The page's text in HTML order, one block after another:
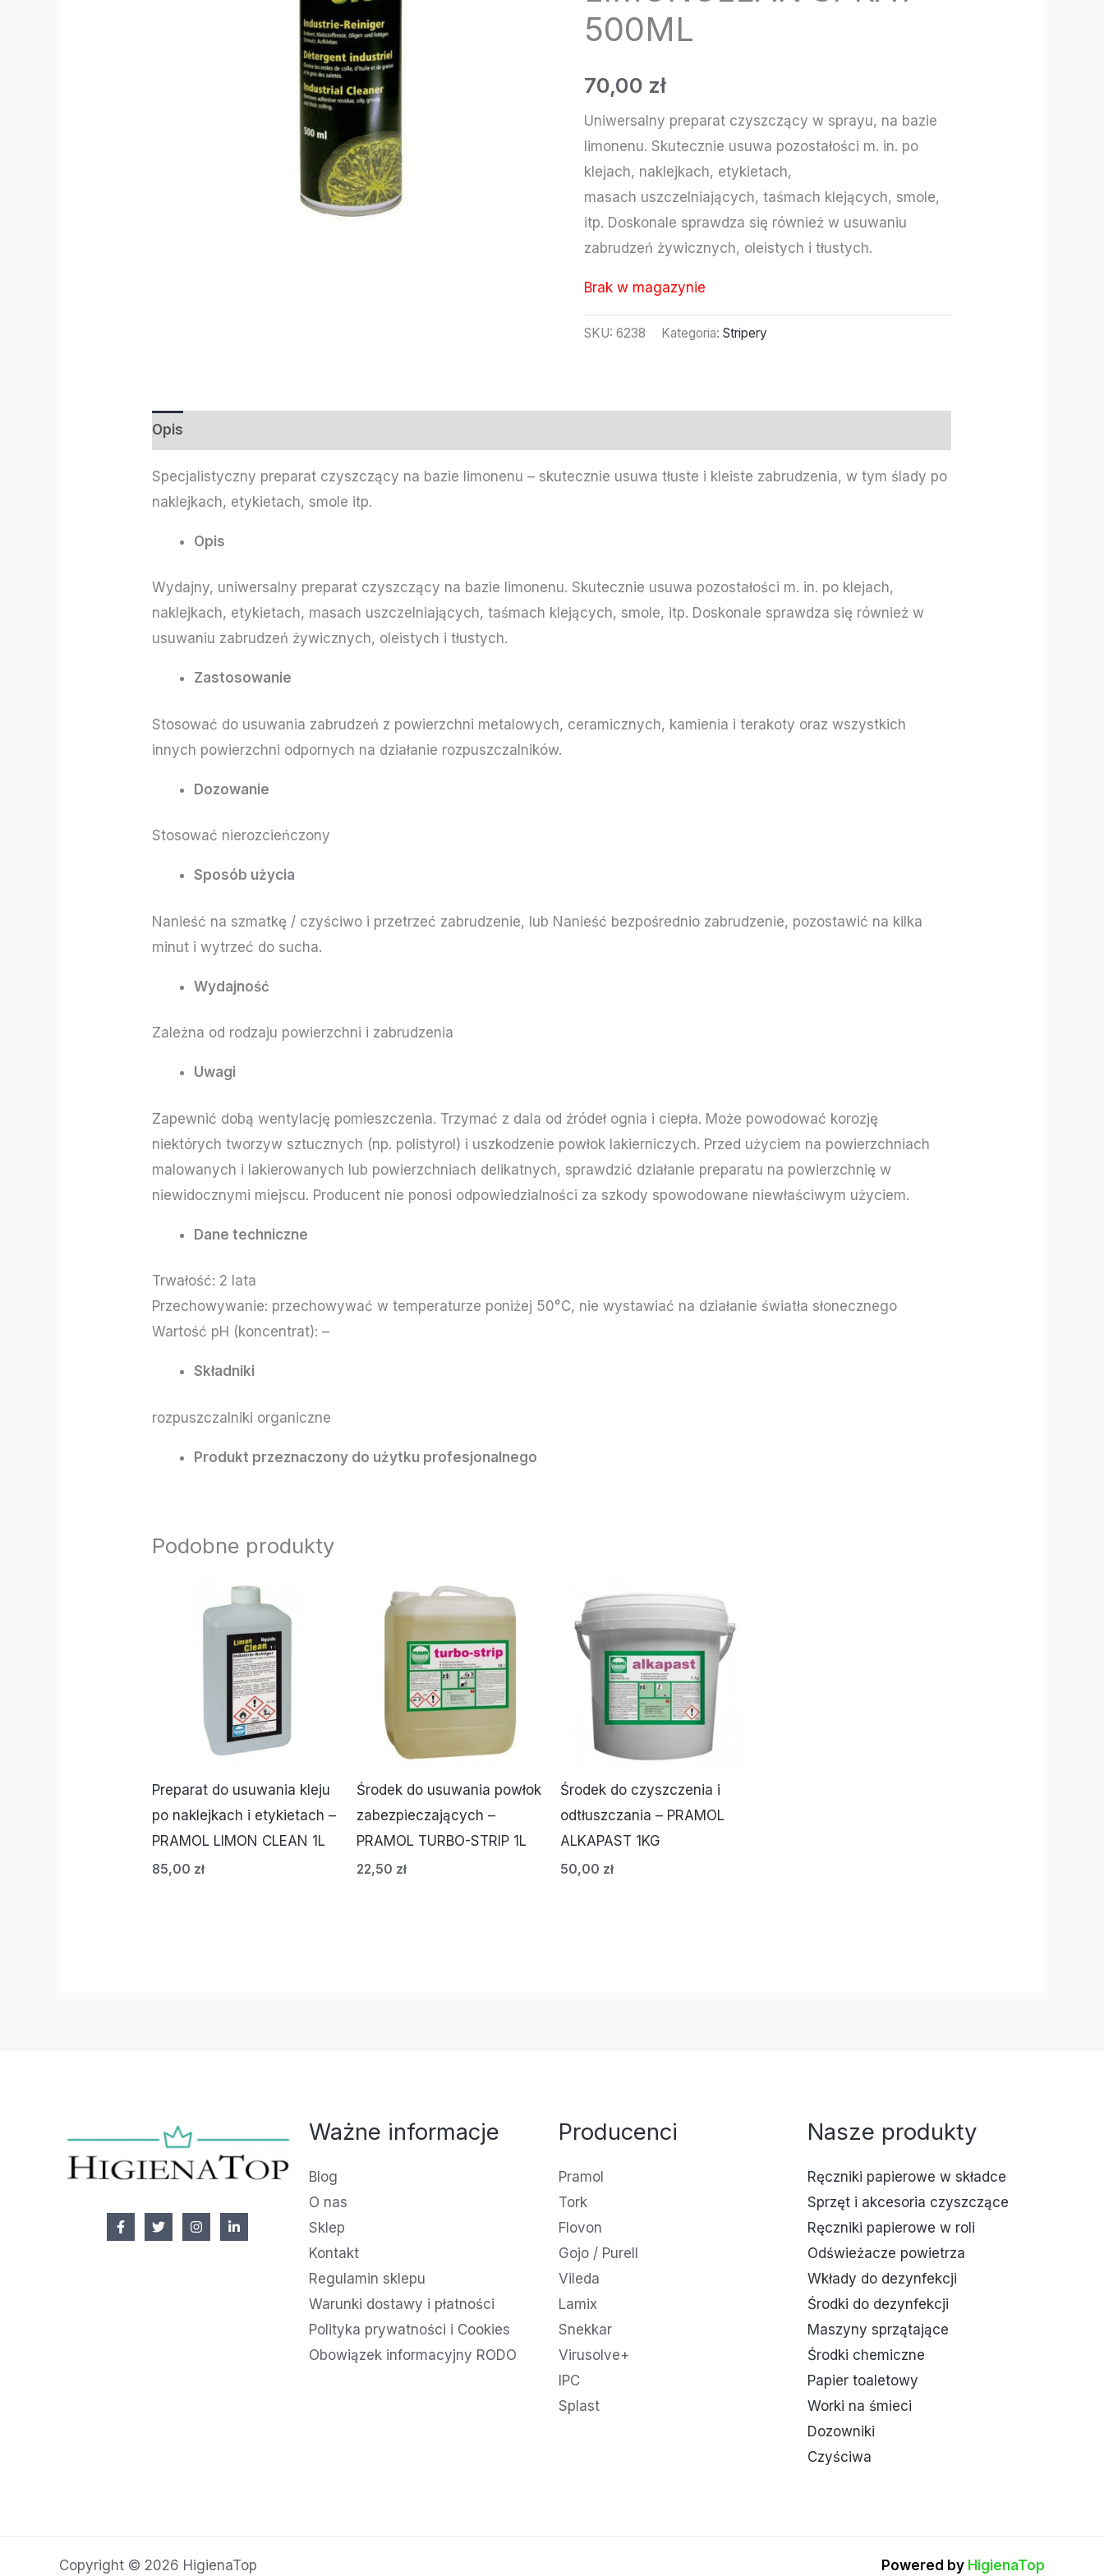
500ML
70,00 zł
Uniwersalny preparat czyszczący w sprayu, na bazie
limonenu. Skutecznie usuwa pozostałości m. in. po
klejach, naklejkach, etykietach,
masach uszczelniających, taśmach klejących, smole,
itp. Doskonale sprawdza się również w usuwaniu
zabrudzeń żywicznych, oleistych i tłustych.
Brak w magazynie
SKU: 6238 Kategoria: Stripery
Opis
Specjalistyczny preparat czyszczący na bazie limonenu – skutecznie usuwa tłuste i kleiste zabrudzenia, w tym ślady po
naklejkach, etykietach, smole itp.
Opis
Wydajny, uniwersalny preparat czyszczący na bazie limonenu. Skutecznie usuwa pozostałości m. in. po klejach,
naklejkach, etykietach, masach uszczelniających, taśmach klejących, smole, itp. Doskonale sprawdza się również w
usuwaniu zabrudzeń żywicznych, oleistych i tłustych.
Zastosowanie
Stosować do usuwania zabrudzeń z powierzchni metalowych, ceramicznych, kamienia i terakoty oraz wszystkich
innych powierzchni odpornych na działanie rozpuszczalników.
Dozowanie
Stosować nierozcieńczony
Sposób użycia
Nanieść na szmatkę / czyściwo i przetrzeć zabrudzenie, lub Nanieść bezpośrednio zabrudzenie, pozostawić na kilka
minut i wytrzeć do sucha.
Wydajność
Zależna od rodzaju powierzchni i zabrudzenia
Uwagi
Zapewnić dobą wentylację pomieszczenia. Trzymać z dala od źródeł ognia i ciepła. Może powodować korozję
niektórych tworzyw sztucznych (np. polistyrol) i uszkodzenie powłok lakierniczych. Przed użyciem na powierzchniach
malowanych i lakierowanych lub powierzchniach delikatnych, sprawdzić działanie preparatu na powierzchnię w
niewidocznymi miejscu. Producent nie ponosi odpowiedzialności za szkody spowodowane niewłaściwym użyciem.
Dane techniczne
Trwałość: 2 lata
Przechowywanie: przechowywać w temperaturze poniżej 50°C, nie wystawiać na działanie światła słonecznego
Wartość pH (koncentrat): –
Składniki
rozpuszczalniki organiczne
Produkt przeznaczony do użytku profesjonalnego
Podobne produkty
Preparat do usuwania kleju
po naklejkach i etykietach –
PRAMOL LIMON CLEAN 1L
85,00 zł
Środek do usuwania powłok
zabezpieczających –
PRAMOL TURBO-STRIP 1L
22,50 zł
Środek do czyszczenia i
odtłuszczania – PRAMOL
ALKAPAST 1KG
50,00 zł
Ważne informacje
Blog
O nas
Sklep
Kontakt
Regulamin sklepu
Warunki dostawy i płatności
Polityka prywatności i Cookies
Obowiązek informacyjny RODO
Producenci
Pramol
Tork
Flovon
Gojo / Purell
Vileda
Lamix
Snekkar
Virusolve+
IPC
Splast
Nasze produkty
Ręczniki papierowe w składce
Sprzęt i akcesoria czyszczące
Ręczniki papierowe w roli
Odświeżacze powietrza
Wkłady do dezynfekcji
Środki do dezynfekcji
Maszyny sprzątające
Środki chemiczne
Papier toaletowy
Worki na śmieci
Dozowniki
Czyściwa
Copyright © 2026 HigienaTop Powered by HigienaTop